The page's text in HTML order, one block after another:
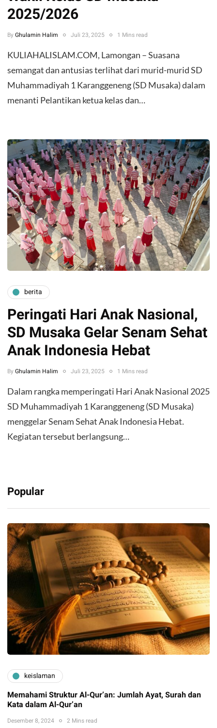
2025/2026
By Ghulamin Halim Juli 23, 2025 1 Mins read
KULIAHALISLAM.COM, Lamongan – Suasana
semangat dan antusias terlihat dari murid-murid SD
Muhammadiyah 1 Karanggeneng (SD Musaka) dalam
menanti Pelantikan ketua kelas dan…
berita
Peringati Hari Anak Nasional,
SD Musaka Gelar Senam Sehat
Anak Indonesia Hebat
By Ghulamin Halim Juli 23, 2025 1 Mins read
Dalam rangka memperingati Hari Anak Nasional 2025
SD Muhammadiyah 1 Karanggeneng (SD Musaka)
menggelar Senam Sehat Anak Indonesia Hebat.
Kegiatan tersebut berlangsung…
Popular
keislaman
Memahami Struktur Al-Qur’an: Jumlah Ayat, Surah dan
Kata dalam Al-Qur’an
Desember 8, 2024 2 Mins read